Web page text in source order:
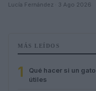
Lucía Fernández · 3 Ago 2026
MÁS LEÍDOS
1
Qué hacer si un
útiles